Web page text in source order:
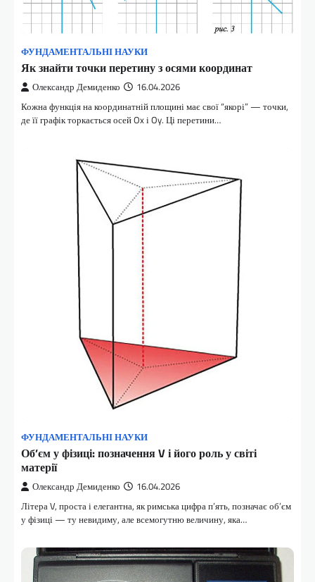
ФУНДАМЕНТАЛЬНІ НАУКИ
Як знайти точки перетину з осями координат
Олександр Демиденко 16.04.2026
Кожна функція на координатній площині має свої “якорі” — точки,
де її графік торкається осей Ox і Oy. Ці перетини…
ФУНДАМЕНТАЛЬНІ НАУКИ
Об’єм у фізиці: позначення V і його роль у світі
матерії
Олександр Демиденко 16.04.2026
Літера V, проста і елегантна, як римська цифра п’ять, позначає об’єм
у фізиці — ту невидиму, але всемогутню величину, яка…